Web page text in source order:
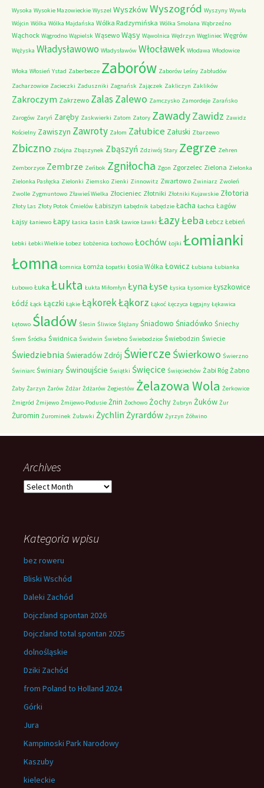
Wysoka Wysokie Mazowieckie Wyszel WyszkówWyszogród Wyszyny Wywła
Wójcin Wólka Wólka Majdańska Wólka Radzymińska Wólka Smolana Wąbrzeźno
Wąchock Wągrodno Wąpielsk Wąsewo Wąsy Wąwolnica Wędrzyn Węgliniec Węgrów
Wężyska Władysławowo Władysławów Włocławek Włodawa Włodowice
Włoka Włosień Ystad Zaberbecze Zaborów Zaborów Leśny Zabłudów
Zacharzowice Zacieczki Zaduszniki Zagnańsk Zajączek Zakliczyn Zaklików
Zakroczym Zakrzewo ZalasZalewo Zamczysko Zamordeje Zarańsko
Zarogów Zaryń Zaręby Zaskwierki Zatom Zatory ZawadyZawidz Zawidz
Kościelny Zawiszyn Zawroty Załom Załubice Załuski Zbarzewo
Zbiczno Zbójna Zbąszynek Zbąszyń Zdziwój Stary Zegrze Zehren
Zemborzyce Zembrze Zeńbok Zgniłocha Zgon Zgorzelec Zielona Zielonka
Zielonka Pasłęcka Zielonki Ziemsko Zienki Zinnowitz Zwartowo Zwiniarz Zwoleń
Zwolle Zygmuntowo Zławieś Wielka Złocieniec Złotniki Złotniki Kujawskie Złotoria
Złoty Las Złoty Potok Ćmielów Łabiszyn Łabędnik Łabędzie Łacha Łachca Łagów
Łajsy Łaniewo Łapy Łasica Łasin Łask Ławice Ławki ŁazyŁeba Łebcz Łebień
Łebki Łebki Wielkie Łobez Łobżenica Łochowo Łochów Łojki Łomianki
Łomna Łomnica Łomża Łopatki Łosia Wólka Łowicz Łubiana Łubianka
Łubowo Łuka Łukta Łukta Miłomłyn ŁynaŁyse Łysica Łysomice Łyszkowice
Łódź Łąck Łączki Łąkie ŁąkorekŁąkorz Łąkoć Łęczyca Łęgajny Łękawica
Łętowo Śladów Ślesin Śliwice Ślężany Śniadowo Śniadówko Śniechy
Śrem Śródka Świdnica Świdwin Świebno Świebodzice Świebodzin Świecie
Świedziebnia Świeradów Zdrój Świercze Świerkowo Świerzno
Świniarc Świniary Świnoujście Świątki Święcice Święciechów Żabi Róg Żabno
Żaby Żarzyn Żarów Żdżar Żdżarów Żegiestów Żelazowa Wola Żerkowice
Żmigród Żmijewo Żmijewo-Podusie Żnin Żochowo Żochy Żubryn Żuków Żur
Żuromin Żurominek Żuławki Żychlin Żyrardów Żyrzyn Żółwino
Archives
Archives
Kategoria wpisu
bez roweru
Bliski Wschód
Daleki Zachód
Dojczland spontan 2026
Dojczland total spontan 2025
dolnośląskie
Dziki Zachód
from Poland to Holland 2024
Górki
Jura
Kampinoski Park Narodowy
Kaszuby
kieleckie